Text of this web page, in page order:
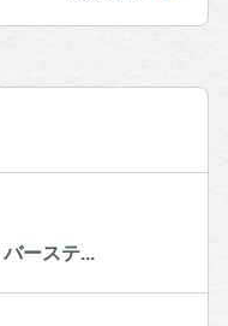
ーステ...